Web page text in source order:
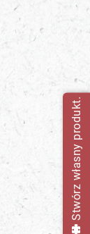
Stwórz własny produkt.